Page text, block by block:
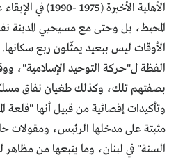
الأهلية الأخيرة
المحيط، بل وحتى مع مسيحيي المدينة
الأوقات ليس ببعيد يمثّلون ربع سكانها.
الفظة ل"حركة التوحيد الإسلامية"،
بصفتهم تلك، وكذلك طغيان نفاق
وتأكيدات إقصائية من قبيل أنها "قلعة
مثبتة على مدخلها الرئيس، ومقولات
السنة" في لبنان، وما يتبعها من